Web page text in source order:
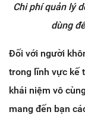
Chi phí quản lý
dùng
Đối với người
trong lĩnh vực kế
khái niệm vô
mang đến bạn